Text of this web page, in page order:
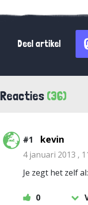
Deel artikel
Reacties (36)
#1 kevin
4 januari 2013 ,
Je zegt het zelf
0